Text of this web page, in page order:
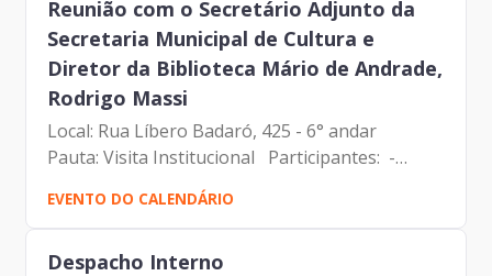
Reunião com o Secretário Adjunto da
Secretaria Municipal de Cultura e
Diretor da Biblioteca Mário de Andrade,
Rodrigo Massi
Local: Rua Líbero Badaró, 425 - 6° andar
Pauta: Visita Institucional Participantes: -
Francisco Forbes – Presidente | Prodam-SP -
André Tomiatto - Assessor da Presidência
| Prodam-SP - Rodrigo...
EVENTO DO CALENDÁRIO
Despacho Interno